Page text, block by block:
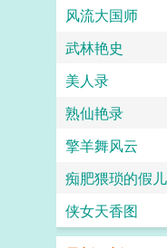
风流大国师
武林艳史
美人录
熟仙艳录
擎羊舞风云
侠女天香图